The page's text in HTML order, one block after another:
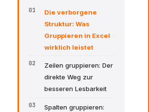
Die verborgene
Struktur: Was
Gruppieren in Excel
wirklich leistet
Zeilen gruppieren: Der
direkte Weg zur
besseren Lesbarkeit
Spalten gruppieren: